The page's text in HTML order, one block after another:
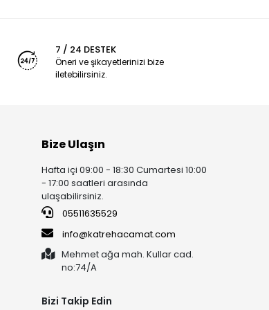
7 / 24 DESTEK
Öneri ve şikayetlerinizi bize
iletebilirsiniz.
Bize Ulaşın
Hafta içi 09:00 - 18:30 Cumartesi 10:00
- 17:00 saatleri arasında
ulaşabilirsiniz.
05511635529
info@katrehacamat.com
Mehmet ağa mah. Kullar cad.
no:74/A
Bizi Takip Edin